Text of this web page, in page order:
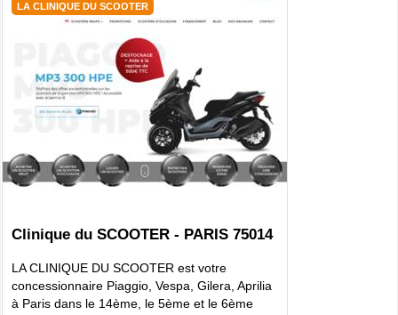
LA CLINIQUE DU SCOOTER
Clinique du SCOOTER - PARIS 75014
LA CLINIQUE DU SCOOTER est votre
concessionnaire Piaggio, Vespa, Gilera, Aprilia
à Paris dans le 14ème, le 5ème et le 6ème